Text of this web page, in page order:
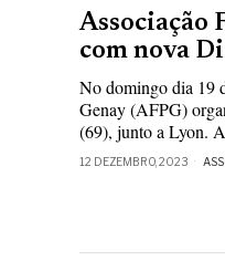
Associação
com nova
No domingo dia 19
Genay (AFPG)
(69), junto a Lyon. A
12 DEZEMBRO, 2023